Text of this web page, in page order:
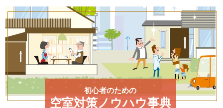
初心者のための
空室対策ノウハウ事典